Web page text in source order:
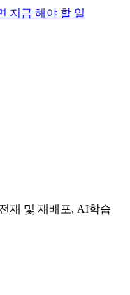
지금 해야 할 일
재 및 재배포, AI학습